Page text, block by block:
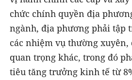
chức chính quyền địa
ngành, địa phương phải tập
các nhiệm vụ thường
quan trọng khác, trong đó
tiêu tăng trưởng kinh tế từ